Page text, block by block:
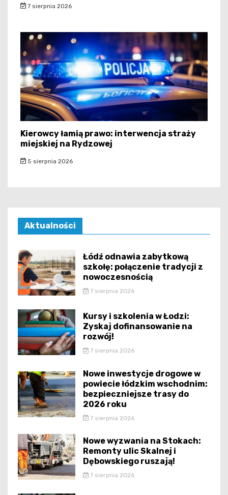
7 sierpnia 2026
Kierowcy łamią prawo: interwencja straży
miejskiej na Rydzowej
5 sierpnia 2026
Aktualności
Łódź odnawia zabytkową
szkołę: połączenie tradycji z
nowoczesnością
7 sierpnia 2026
Kursy i szkolenia w Łodzi:
Zyskaj dofinansowanie na
rozwój!
7 sierpnia 2026
Nowe inwestycje drogowe w
powiecie łódzkim wschodnim:
bezpieczniejsze trasy do
2026 roku
7 sierpnia 2026
Nowe wyzwania na Stokach:
Remonty ulic Skalnej i
Dębowskiego ruszają!
7 sierpnia 2026